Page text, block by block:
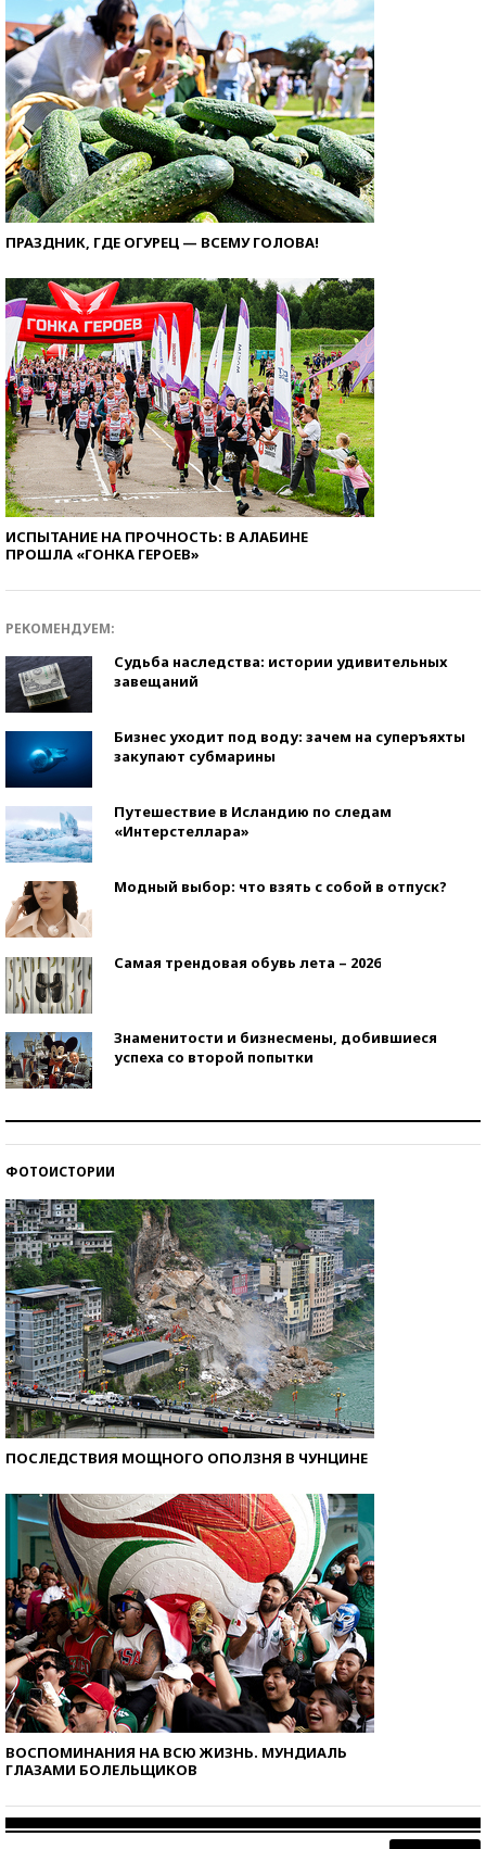
ПРАЗДНИК, ГДЕ ОГУРЕЦ — ВСЕМУ ГОЛОВА!
ИСПЫТАНИЕ НА ПРОЧНОСТЬ: В АЛАБИНЕ
ПРОШЛА «ГОНКА ГЕРОЕВ»
РЕКОМЕНДУЕМ:
Судьба наследства: истории удивительных
завещаний
Бизнес уходит под воду: зачем на суперъяхты
закупают субмарины
Путешествие в Исландию по следам
«Интерстеллара»
Модный выбор: что взять с собой в отпуск?
Самая трендовая обувь лета – 2026
Знаменитости и бизнесмены, добившиеся
успеха со второй попытки
ФОТОИСТОРИИ
ПОСЛЕДСТВИЯ МОЩНОГО ОПОЛЗНЯ В ЧУНЦИНЕ
ВОСПОМИНАНИЯ НА ВСЮ ЖИЗНЬ. МУНДИАЛЬ
ГЛАЗАМИ БОЛЕЛЬЩИКОВ